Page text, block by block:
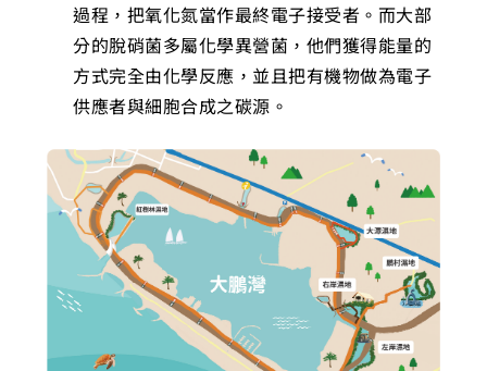
過程，把氧化氮當作最終電子接受者。而大部
分的脫硝菌多屬化學異營菌，他們獲得能量的
方式完全由化學反應，並且把有機物做為電子
供應者與細胞合成之碳源。